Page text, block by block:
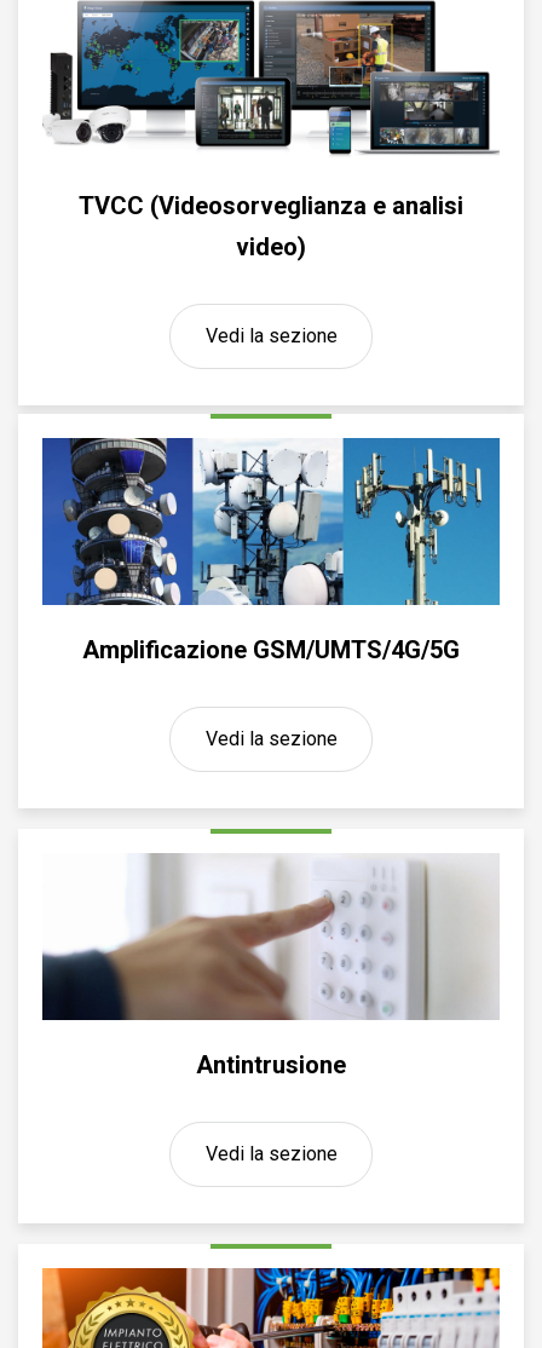
TVCC (Videosorveglianza e analisi
video)
Vedi la sezione
Amplificazione GSM/UMTS/4G/5G
Vedi la sezione
Antintrusione
Vedi la sezione